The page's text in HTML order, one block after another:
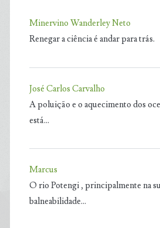
Minervino Wanderley Neto
Renegar a ciência é andar para trás.
José Carlos Carvalho
A poluição e o aquecimento dos
está…
Marcus
O rio Potengi , principalmente na
balneabilidade…